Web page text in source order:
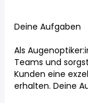
Deine Aufgaben
Als
Teams und
Kunden eine
erhalten. Deine